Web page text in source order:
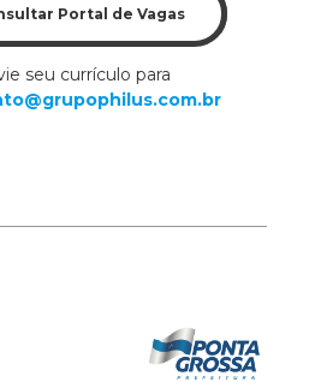
Portal de Vagas
seu currículo para